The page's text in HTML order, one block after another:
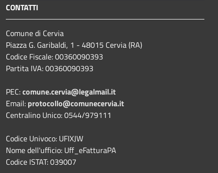
CONTATTI
Comune di Cervia
Piazza G. Garibaldi, 1 - 48015 Cervia (RA)
Codice Fiscale: 00360090393
Partita IVA: 00360090393
PEC:comune.cervia@legalmail.it
Email: protocollo@comunecervia.it
Centralino Unico: 0544/979111
Codice Univoco: UFIXJW
Nome dell'ufficio: Uff_eFatturaPA
Codice ISTAT: 039007